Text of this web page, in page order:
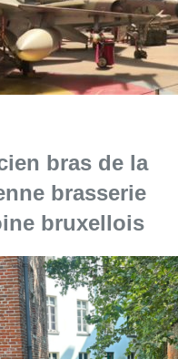
bras de la
brasserie
bruxellois